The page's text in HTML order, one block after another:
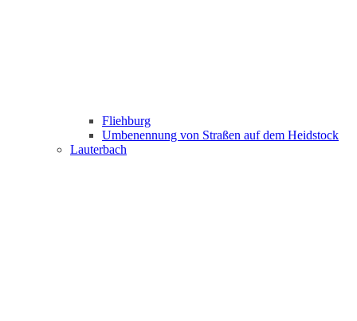
Fliehburg
Umbenennung von Straßen auf dem Heidstock
Lauterbach